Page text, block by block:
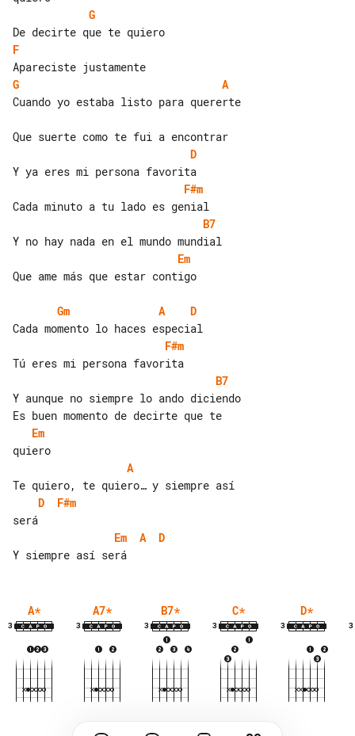
G
F
G
A
Cuando yo estaba listo para quererte
D
F#m
B7
Em
Que ame más que estar contigo
Gm A
D
F#m
B7
Y aunque no siempre lo ando diciendo
Em
A
D
F#m
Em
A
D
A*
3
A7*
3
B7*
3
C*
3
D*
3 3